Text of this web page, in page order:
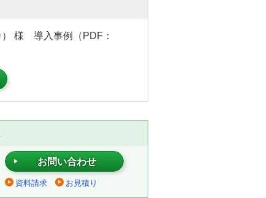
） 様 導入事例（PDF：
お問い合わせ
資料請求 お見積り